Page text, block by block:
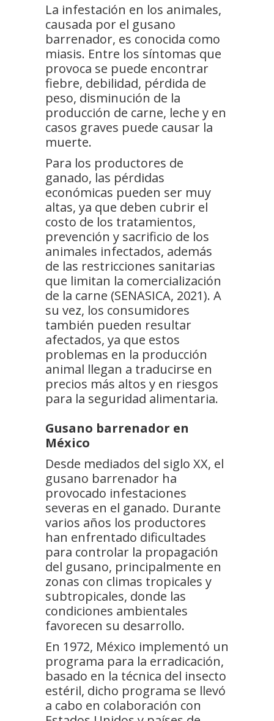
La infestación en los animales,
causada por el gusano
barrenador, es conocida como
miasis. Entre los síntomas que
provoca se puede encontrar
fiebre, debilidad, pérdida de
peso, disminución de la
producción de carne, leche y en
casos graves puede causar la
muerte.
Para los productores de
ganado, las pérdidas
económicas pueden ser muy
altas, ya que deben cubrir el
costo de los tratamientos,
prevención y sacrificio de los
animales infectados, además
de las restricciones sanitarias
que limitan la comercialización
de la carne (SENASICA, 2021). A
su vez, los consumidores
también pueden resultar
afectados, ya que estos
problemas en la producción
animal llegan a traducirse en
precios más altos y en riesgos
para la seguridad alimentaria.
Gusano barrenador en
México
Desde mediados del siglo XX, el
gusano barrenador ha
provocado infestaciones
severas en el ganado. Durante
varios años los productores
han enfrentado dificultades
para controlar la propagación
del gusano, principalmente en
zonas con climas tropicales y
subtropicales, donde las
condiciones ambientales
favorecen su desarrollo.
En 1972, México implementó un
programa para la erradicación,
basado en la técnica del insecto
estéril, dicho programa se llevó
a cabo en colaboración con